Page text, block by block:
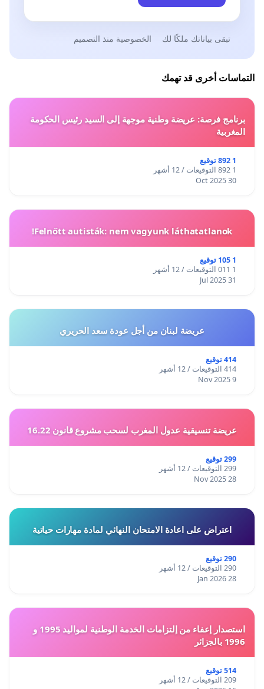
تبقى بياناتك ملكًا لك الخصوصية منذ التصميم
التماسات أخرى قد تهمك
برنامج فرصة: عريضة وطنية موجهة إلى السيد رئيس الحكومة
المغربية
1 892 توقيع
1 892 التوقيعات / 12 أشهر
30 Oct 2025
Felnőtt autisták: nem vagyunk láthatatlanok!
1 105 توقيع
1 011 التوقيعات / 12 أشهر
31 Jul 2025
عريضة لبنان من أجل عودة سعد الحريري
414 توقيع
414 التوقيعات / 12 أشهر
9 Nov 2025
عريضة تنسيقية عدول المغرب لسحب مشروع قانون 16.22
299 توقيع
299 التوقيعات / 12 أشهر
28 Nov 2025
اعتراض على اعادة الامتحان النهائي لمادة مهارات حياتية
290 توقيع
290 التوقيعات / 12 أشهر
28 Jan 2026
استصدار إعفاء من إلتزامات الخدمة الوطنية لمواليد 1995 و
1996 بالجزائر
514 توقيع
209 التوقيعات / 12 أشهر